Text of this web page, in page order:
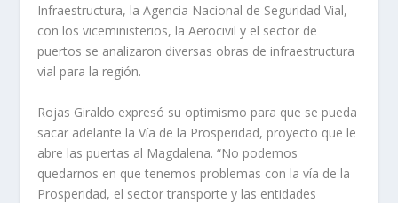
Infraestructura, la Agencia Nacional de Seguridad Vial,
con los viceministerios, la Aerocivil y el sector de
puertos se analizaron diversas obras de infraestructura
vial para la región.
Rojas Giraldo expresó su optimismo para que se pueda
sacar adelante la Vía de la Prosperidad, proyecto que le
abre las puertas al Magdalena. “No podemos
quedarnos en que tenemos problemas con la vía de la
Prosperidad, el sector transporte y las entidades